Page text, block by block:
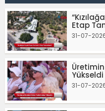
Etap
31-07-
Yükseldi
31-07-